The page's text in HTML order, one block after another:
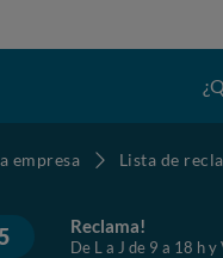
empresa Lista de
Reclama!
De L a J de 9 a 18 h y